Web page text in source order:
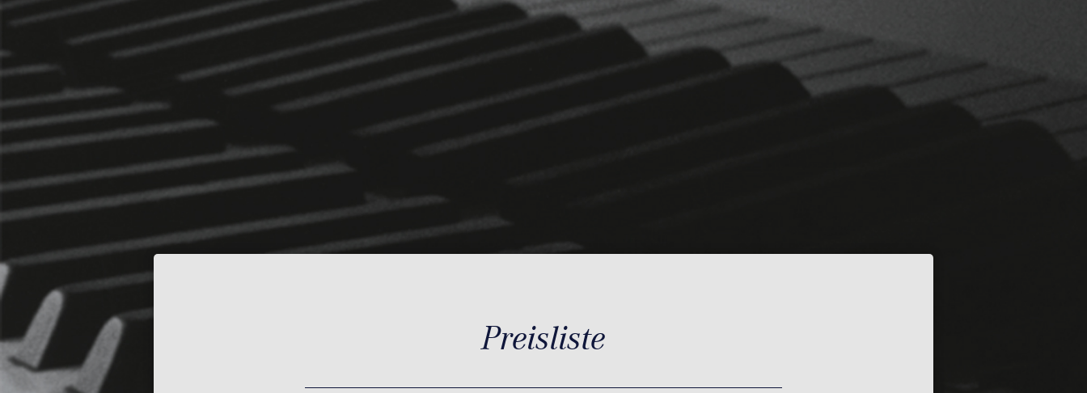
Preisliste